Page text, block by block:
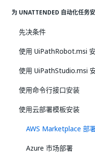
为 UNATTENDED 自动化任务
先决条件
使用 UiPathRobot.msi
使用 UiPathStudio.msi
使用命令行接口安装
使用云部署模板安装
AWS Marketplace 部
Azure 市场部署